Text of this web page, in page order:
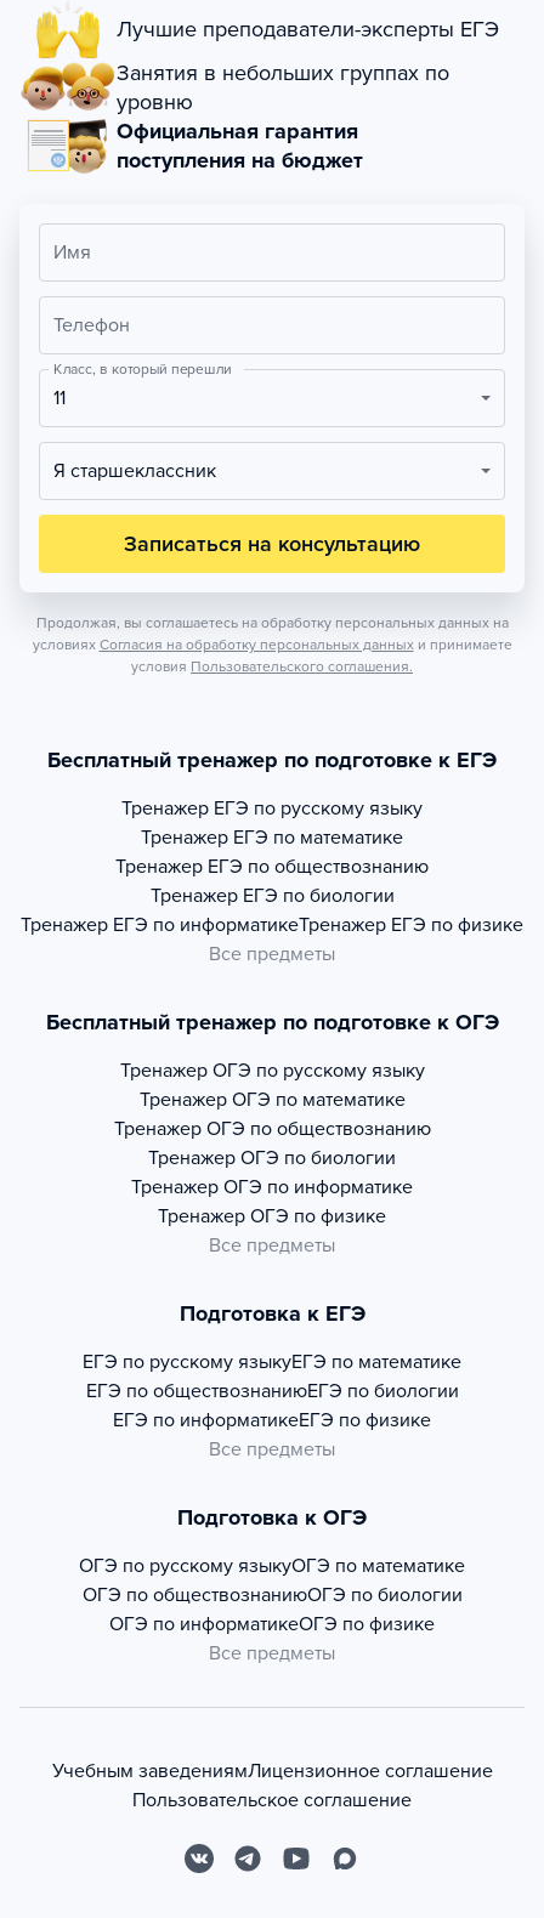
Лучшие преподаватели-эксперты ЕГЭ
Занятия в небольших группах по
уровню
Официальная гарантия
поступления на бюджет
Имя
Телефон
Класс, в который перешли
11
Я старшеклассник
Записаться на консультацию
Продолжая, вы соглашаетесь на обработку персональных данных на
условиях Согласия на обработку персональных данных и принимаете
условия Пользовательского соглашения.
Бесплатный тренажер по подготовке к ЕГЭ
Тренажер ЕГЭ по русскому языку
Тренажер ЕГЭ по математике
Тренажер ЕГЭ по обществознанию
Тренажер ЕГЭ по биологии
Тренажер ЕГЭ по информатикеТренажер ЕГЭ по физике
Все предметы
Бесплатный тренажер по подготовке к ОГЭ
Тренажер ОГЭ по русскому языку
Тренажер ОГЭ по математике
Тренажер ОГЭ по обществознанию
Тренажер ОГЭ по биологии
Тренажер ОГЭ по информатике
Тренажер ОГЭ по физике
Все предметы
Подготовка к ЕГЭ
ЕГЭ по русскому языкуЕГЭ по математике
ЕГЭ по обществознаниюЕГЭ по биологии
ЕГЭ по информатикеЕГЭ по физике
Все предметы
Подготовка к ОГЭ
ОГЭ по русскому языкуОГЭ по математике
ОГЭ по обществознаниюОГЭ по биологии
ОГЭ по информатикеОГЭ по физике
Все предметы
Учебным заведениямЛицензионное соглашение
Пользовательское соглашение